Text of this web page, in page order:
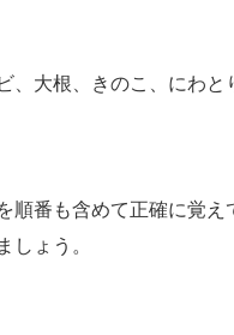
、大根、きのこ、にわと
順番も含めて正確に覚え
しょう。